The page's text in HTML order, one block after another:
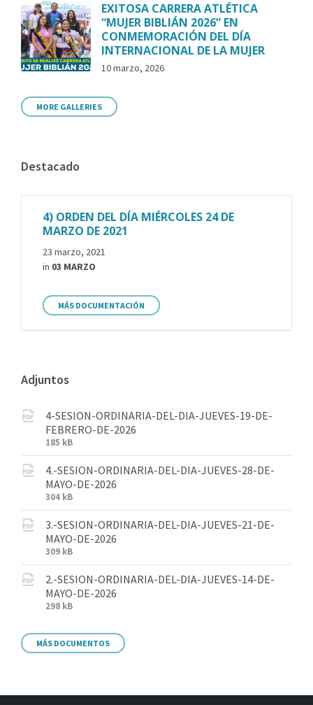
EXITOSA CARRERA ATLÉTICA
“MUJER BIBLIÁN 2026” EN
CONMEMORACIÓN DEL DÍA
INTERNACIONAL DE LA MUJER
10 marzo, 2026
MORE GALLERIES
Destacado
4) ORDEN DEL DÍA MIÉRCOLES 24 DE
MARZO DE 2021
23 marzo, 2021
in 03 MARZO
MÁS DOCUMENTACIÓN
Adjuntos
4-SESION-ORDINARIA-DEL-DIA-JUEVES-19-DE-
FEBRERO-DE-2026
185 kB
4.-SESION-ORDINARIA-DEL-DIA-JUEVES-28-DE-
MAYO-DE-2026
304 kB
3.-SESION-ORDINARIA-DEL-DIA-JUEVES-21-DE-
MAYO-DE-2026
309 kB
2.-SESION-ORDINARIA-DEL-DIA-JUEVES-14-DE-
MAYO-DE-2026
298 kB
MÁS DOCUMENTOS